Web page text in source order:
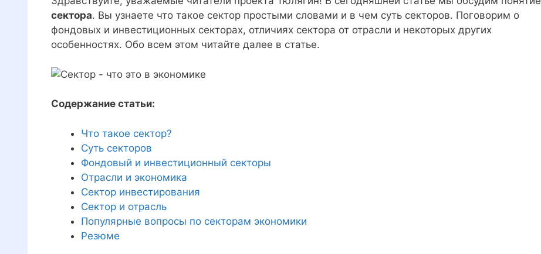
сектора. Вы узнаете что такое сектор простыми словами и в чем суть секторов. Поговорим о
фондовых и инвестиционных секторах, отличиях сектора от отрасли и некоторых других
особенностях. Обо всем этом читайте далее в статье.
Содержание статьи:
Что такое сектор?
Суть секторов
Фондовый и инвестиционный секторы
Отрасли и экономика
Сектор инвестирования
Сектор и отрасль
Популярные вопросы по секторам экономики
Резюме